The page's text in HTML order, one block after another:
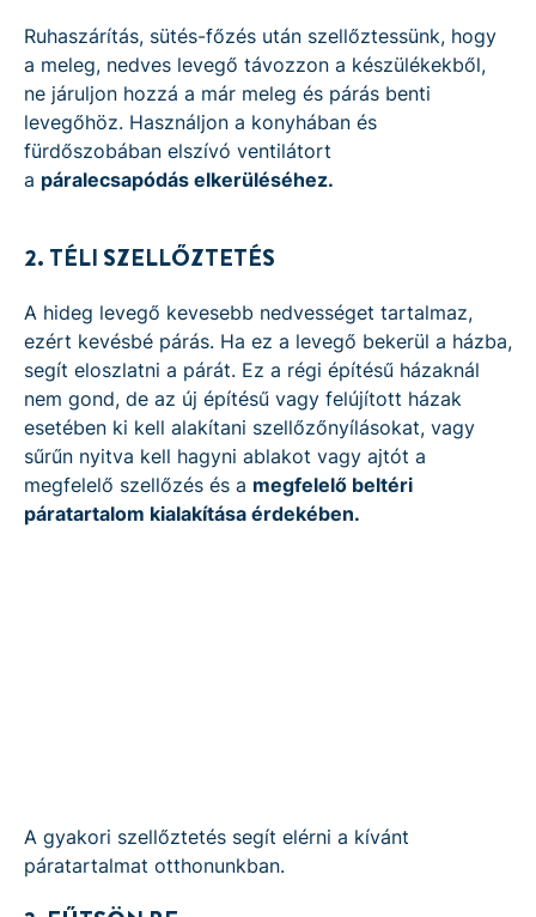
Ruhaszárítás, sütés-főzés után szellőztessünk, hogy
a meleg, nedves levegő távozzon a készülékekből,
ne járuljon hozzá a már meleg és párás benti
levegőhöz. Használjon a konyhában és
fürdőszobában elszívó ventilátort
a páralecsapódás elkerüléséhez.
2. TÉLI SZELLŐZTETÉS
A hideg levegő kevesebb nedvességet tartalmaz,
ezért kevésbé párás. Ha ez a levegő bekerül a házba,
segít eloszlatni a párát. Ez a régi építésű házaknál
nem gond, de az új építésű vagy felújított házak
esetében ki kell alakítani szellőzőnyílásokat, vagy
sűrűn nyitva kell hagyni ablakot vagy ajtót a
megfelelő szellőzés és a megfelelő beltéri
páratartalom kialakítása érdekében.
A gyakori szellőztetés segít elérni a kívánt
páratartalmat otthonunkban.